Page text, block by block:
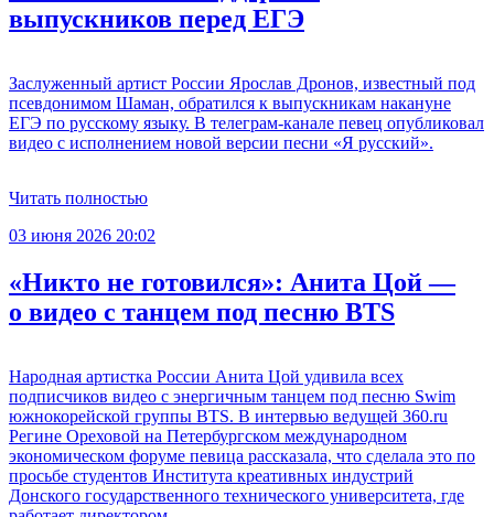
выпускников перед ЕГЭ
Заслуженный артист России Ярослав Дронов, известный под
псевдонимом Шаман, обратился к выпускникам накануне
ЕГЭ по русскому языку. В телеграм-канале певец опубликовал
видео с исполнением новой версии песни «Я русский».
Читать полностью
03 июня 2026 20:02
«Никто не готовился»: Анита Цой —
о видео с танцем под песню BTS
Народная артистка России Анита Цой удивила всех
подписчиков видео с энергичным танцем под песню Swim
южнокорейской группы BTS. В интервью ведущей 360.ru
Регине Ореховой на Петербургском международном
экономическом форуме певица рассказала, что сделала это по
просьбе студентов Института креативных индустрий
Донского государственного технического университета, где